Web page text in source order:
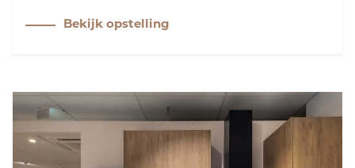
de dubbele spoelbak en Quooker kranen, samen
Bekijk opstelling